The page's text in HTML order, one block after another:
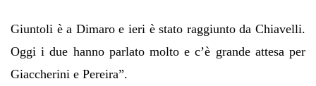
Giuntoli è a Dimaro e ieri è stato raggiunto da Chiavelli.
Oggi i due hanno parlato molto e c’è grande attesa per
Giaccherini e Pereira”.